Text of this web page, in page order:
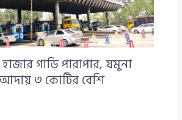
গাড়ি পারাপার, যমুনা
৩ কোটির বেশি